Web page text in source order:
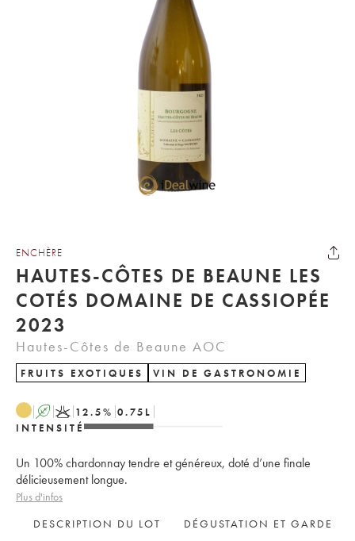
ENCHÈRE
HAUTES-CÔTES DE BEAUNE LES
COTÉS DOMAINE DE CASSIOPÉE
2023
Hautes-Côtes de Beaune AOC
FRUITS EXOTIQUES VIN DE GASTRONOMIE
A K 12.5% 0.75 L
INTENSITÉ
Un 100% chardonnay tendre et généreux, doté d’une finale
délicieusement longue.
Plus d'infos
DESCRIPTION DU LOT
DÉGUSTATION ET GARDE